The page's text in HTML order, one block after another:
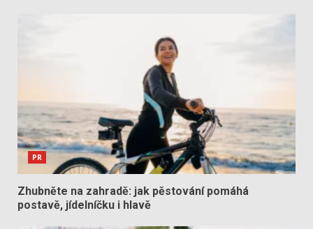
PR
Zhubněte na zahradě: jak pěstování pomáhá
postavě, jídelníčku i hlavě